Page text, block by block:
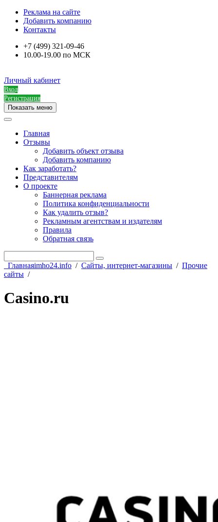
Реклама на сайте
Добавить компанию
Контакты
+7 (499) 321-09-46
10.00-19.00 по МСК
Личный кабинет
Вход
Регистрация
Показать меню
Главная
Отзывы
Добавить объект отзыва
Добавить компанию
Как заработать?
Представителям
О проекте
Баннерная реклама
Политика конфиденциальности
Как удалить отзыв?
Рекламным агентствам и издателям
Правила
Обратная связь
Главнаяimho24.info / Сайты, интернет-магазины / Прочие
сайты /
Casino.ru